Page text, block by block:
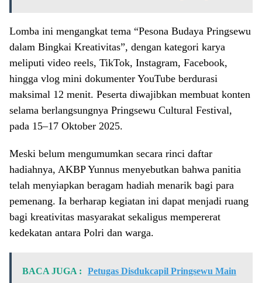
Lomba ini mengangkat tema “Pesona Budaya Pringsewu
dalam Bingkai Kreativitas”, dengan kategori karya
meliputi video reels, TikTok, Instagram, Facebook,
hingga vlog mini dokumenter YouTube berdurasi
maksimal 12 menit. Peserta diwajibkan membuat konten
selama berlangsungnya Pringsewu Cultural Festival,
pada 15–17 Oktober 2025.
Meski belum mengumumkan secara rinci daftar
hadiahnya, AKBP Yunnus menyebutkan bahwa panitia
telah menyiapkan beragam hadiah menarik bagi para
pemenang. Ia berharap kegiatan ini dapat menjadi ruang
bagi kreativitas masyarakat sekaligus mempererat
kedekatan antara Polri dan warga.
BACA JUGA :
Petugas Disdukcapil Pringsewu Main